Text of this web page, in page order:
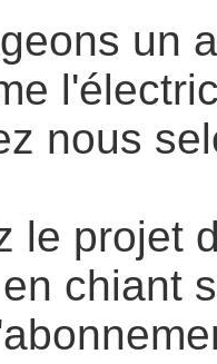
un
nous
le projet
chiant